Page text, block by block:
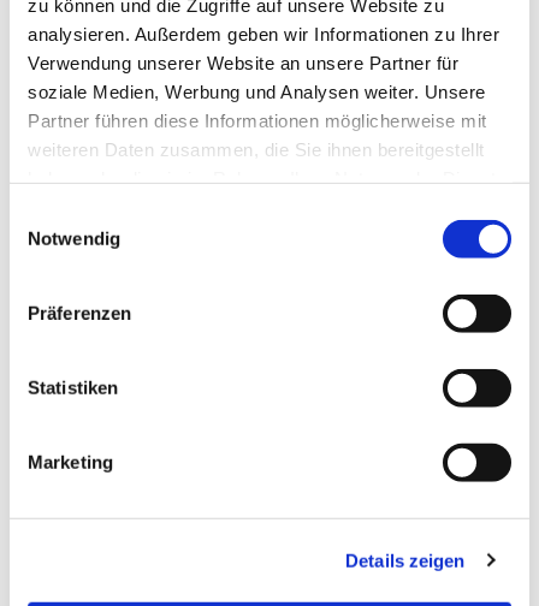
zu können und die Zugriffe auf unsere Website zu
analysieren. Außerdem geben wir Informationen zu Ihrer
Verwendung unserer Website an unsere Partner für
soziale Medien, Werbung und Analysen weiter. Unsere
Partner führen diese Informationen möglicherweise mit
weiteren Daten zusammen, die Sie ihnen bereitgestellt
Notwendig
Präferenzen
Statistiken
Marketing
Details zeigen
entlang dieser Wege auf Pilgerreise zu gehen.“
Darüber hinaus veranstalte der Verein Pilgerfahrten,
beispielsweise zu Pilgerwegen in Schweden und
Italien, so Sabine Petters. Aber auch der heimische
Veranstaltungskalender sei gut gefüllt.
Regelmäßig
stammtischen
durch die Hansestadt Stralsund statt. Immer freitags
Pilgerkapelle der Kulturkirche St. Jakobi. Die